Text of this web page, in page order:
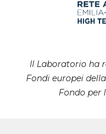
Il Laboratorio ha
Fondi europei
Fondo per